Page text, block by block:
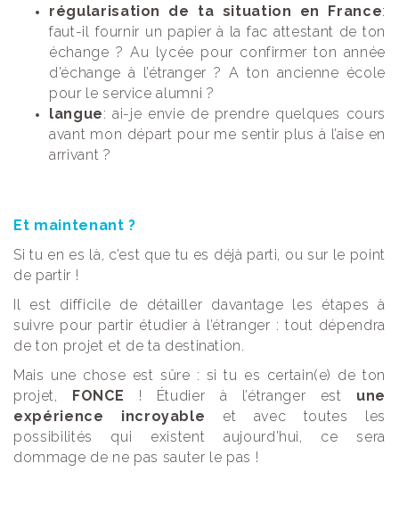
régularisation de ta situation en France:
faut-il fournir un papier à la fac attestant de ton
échange ? Au lycée pour confirmer ton année
d’échange à l’étranger ? A ton ancienne école
pour le service alumni ?
langue: ai-je envie de prendre quelques cours
avant mon départ pour me sentir plus à l’aise en
arrivant ?
Et maintenant ?
Si tu en es là, c’est que tu es déjà parti, ou sur le point
de partir !
Il est difficile de détailler davantage les étapes à
suivre pour partir étudier à l’étranger : tout dépendra
de ton projet et de ta destination.
Mais une chose est sûre : si tu es certain(e) de ton
projet, FONCE ! Étudier à l’étranger est une
expérience incroyable et avec toutes les
possibilités qui existent aujourd’hui, ce sera
dommage de ne pas sauter le pas !